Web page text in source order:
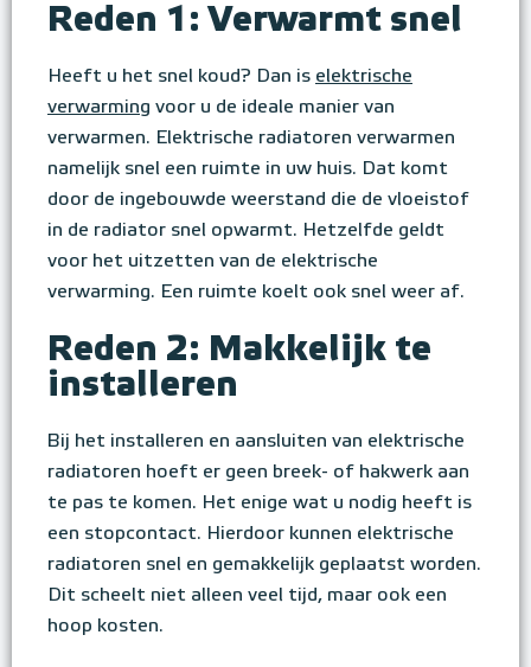
Reden 1: Verwarmt snel
Heeft u het snel koud? Dan is elektrische
verwarming voor u de ideale manier van
verwarmen. Elektrische radiatoren verwarmen
namelijk snel een ruimte in uw huis. Dat komt
door de ingebouwde weerstand die de vloeistof
in de radiator snel opwarmt. Hetzelfde geldt
voor het uitzetten van de elektrische
verwarming. Een ruimte koelt ook snel weer af.
Reden 2: Makkelijk te
installeren
Bij het installeren en aansluiten van elektrische
radiatoren hoeft er geen breek- of hakwerk aan
te pas te komen. Het enige wat u nodig heeft is
een stopcontact. Hierdoor kunnen elektrische
radiatoren snel en gemakkelijk geplaatst worden.
Dit scheelt niet alleen veel tijd, maar ook een
hoop kosten.